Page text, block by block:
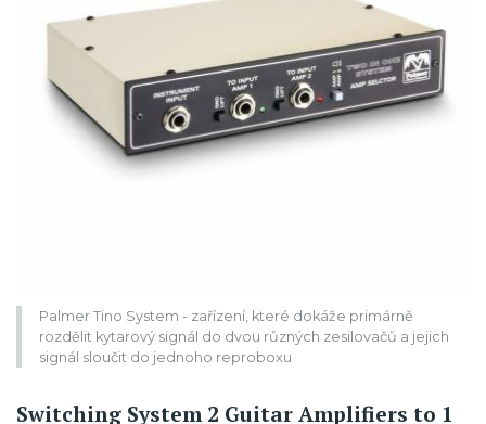
Palmer Tino System - zařízení, které dokáže primárně
rozdělit kytarový signál do dvou různých zesilovačů a jejich
signál sloučit do jednoho reproboxu
Switching System 2 Guitar Amplifiers to 1